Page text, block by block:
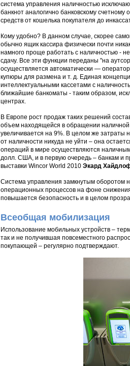
система управления наличностью
банкнот аналогично банковскому
средств от кошелька покупателя до
Кому удобно? В данном случае, скорее
обычно ящик кассира физически почти
намного проще работать с наличностью -
сдачу. Все эти функции переданы "на
осуществляется автоматически —
купюры для размена и т. д. Единая
интеллектуальными кассетами с
ближайшие банкоматы - таким образом,
центрах.
В Европе рост продаж таких решений
объем находящейся в обращении наличной
увеличивается на 9%. В целом же затраты
от наличности никуда не уйти – она
операций в мире осуществляются
долл. США, и в первую очередь – банкам и
выставки Wincor World 2010 Экард
Система управления замкнутым оборотом
операционных процессов на фоне
повышается безопасность и в целом
Всеобщая мобилизация
Использование мобильных устройств –
так и не получившая повсеместного
покупающей – регулярно подтверждают.